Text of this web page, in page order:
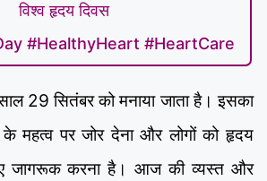
विश्व हृदय दिवस
#HealthyHeart #HeartCare
29 सितंबर को मनाया जाता है। इसका
के महत्व पर जोर देना और लोगों को हृदय
जागरूक करना है। आज की व्यस्त और